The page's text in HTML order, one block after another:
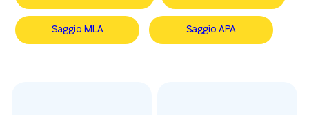
Saggio MLA Saggio APA